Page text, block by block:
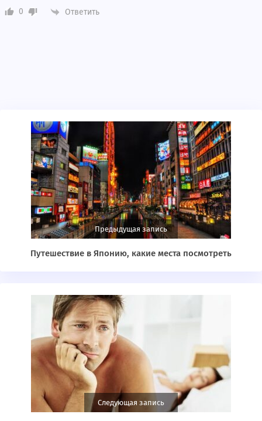
0 Ответить
Предыдущая запись
Путешествие в Японию, какие места посмотреть
Следующая запись